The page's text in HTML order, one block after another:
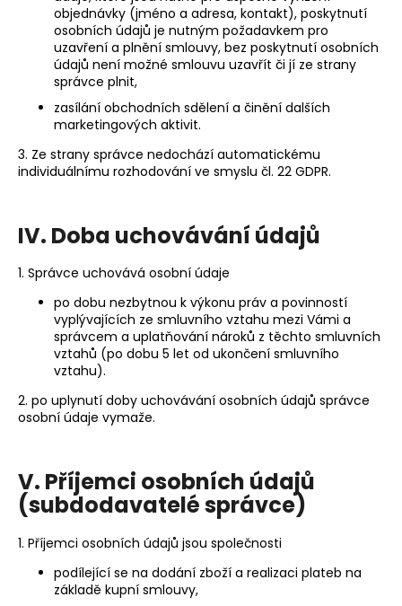
objednávky (jméno a adresa, kontakt), poskytnutí
osobních údajů je nutným požadavkem pro
uzavření a plnění smlouvy, bez poskytnutí osobních
údajů není možné smlouvu uzavřít či jí ze strany
správce plnit,
zasílání obchodních sdělení a činění dalších
marketingových aktivit.
3. Ze strany správce nedochází automatickému
individuálnímu rozhodování ve smyslu čl. 22 GDPR.
IV. Doba uchovávání údajů
1. Správce uchovává osobní údaje
po dobu nezbytnou k výkonu práv a povinností
vyplývajících ze smluvního vztahu mezi Vámi a
správcem a uplatňování nároků z těchto smluvních
vztahů (po dobu 5 let od ukončení smluvního
vztahu).
2. po uplynutí doby uchovávání osobních údajů správce
osobní údaje vymaže.
V. Příjemci osobních údajů
(subdodavatelé správce)
1. Příjemci osobních údajů jsou společnosti
podílející se na dodání zboží a realizaci plateb na
základě kupní smlouvy,